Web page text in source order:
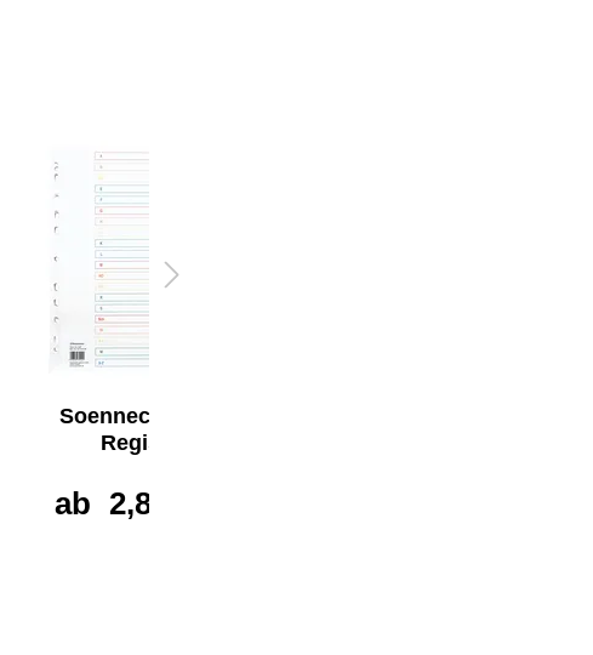
Soennecken A-Z
Register
ab 2,87 €*